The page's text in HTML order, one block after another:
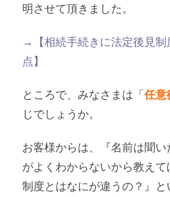
明させて頂きました。
→【相続手続きに法定後見
点】
ところで、みなさまは「任意
じでしょうか。
お客様からは、『名前は聞
がよくわからないから教え
制度とはなにが違うの？』